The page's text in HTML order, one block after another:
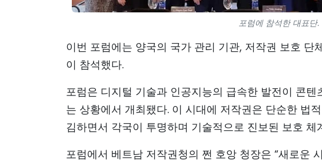
포럼에 참석한 대표단
이번 포럼에는 양국의 국가 관리 기관, 저작권 보호
이 참석했다.
포럼은 디지털 기술과 인공지능의 급속한 발전이 콘
는 상황에서 개최됐다. 이 시대에 저작권은 단순한 법
김하면서 각국이 투명하며 기술적으로 진보된 보호 체
포럼에서 베트남 저작권청의 쩐 호앙 청장은 “새로운